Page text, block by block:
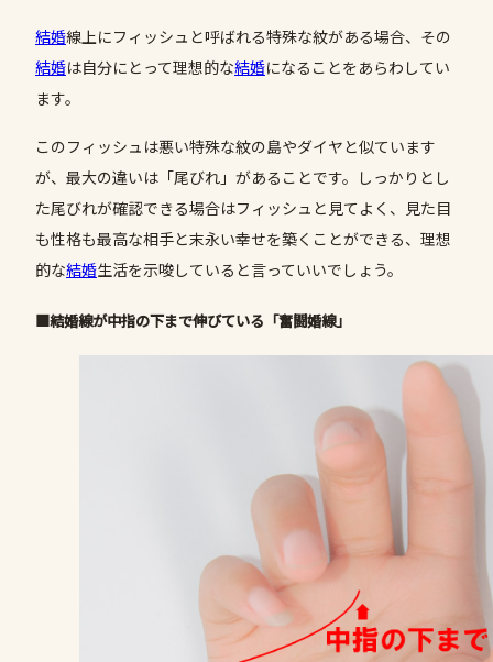
結婚線上にフィッシュと呼ばれる特殊な紋がある場合、その
結婚は自分にとって理想的な結婚になることをあらわしてい
ます。
このフィッシュは悪い特殊な紋の島やダイヤと似ています
が、最大の違いは「尾びれ」があることです。しっかりとし
た尾びれが確認できる場合はフィッシュと見てよく、見た目
も性格も最高な相手と末永い幸せを築くことができる、理想
的な結婚生活を示唆していると言っていいでしょう。
■結婚線が中指の下まで伸びている「奮闘婚線」